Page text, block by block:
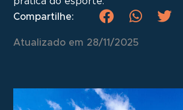
Compartilhe:
Atualizado em 28/11/2025